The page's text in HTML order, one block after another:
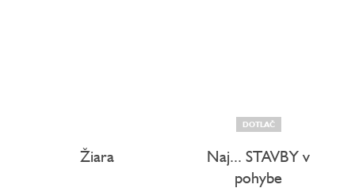
Žiara
DOTLAČ
Naj... STAVBY v
pohybe